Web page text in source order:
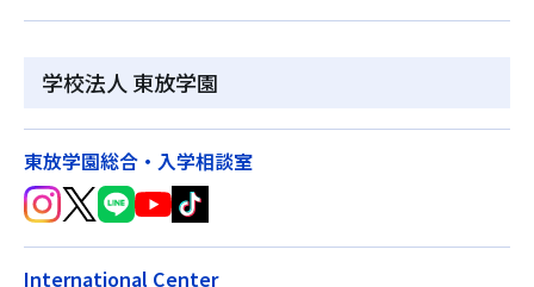
学校法人 東放学園
東放学園総合・入学相談室
International Center